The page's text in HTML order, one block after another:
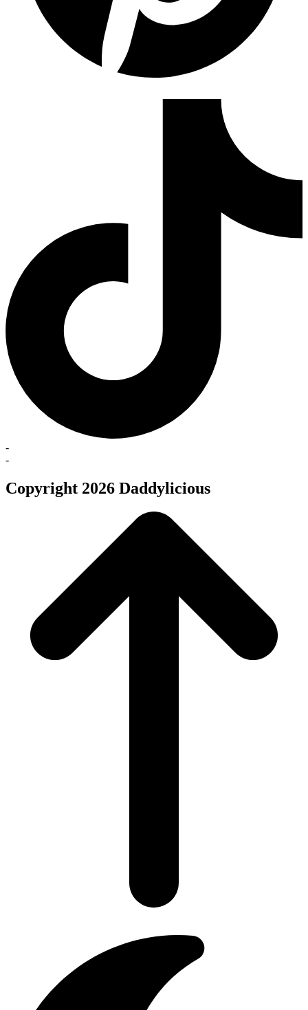
-
-
Copyright 2026 Daddylicious